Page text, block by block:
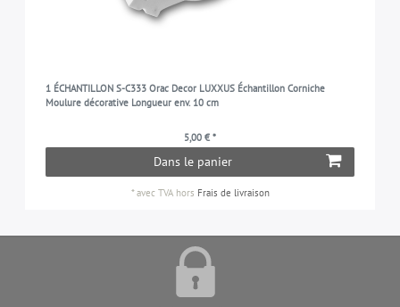
1 ÉCHANTILLON S-C333 Orac Decor LUXXUS Échantillon Corniche
Moulure décorative Longueur env. 10 cm
5,00 € *
Dans le panier
*avec TVAhors Frais de livraison